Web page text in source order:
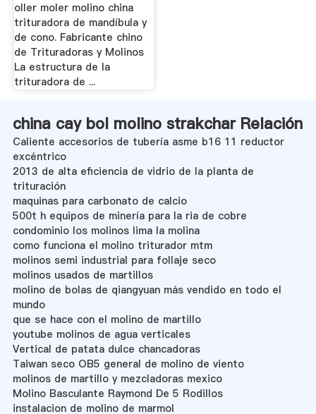
oller moler molino china
trituradora de mandíbula y
de cono. Fabricante chino
de Trituradoras y Molinos
La estructura de la
trituradora de ...
china cay bol molino strakchar Relación
Caliente accesorios de tubería asme b16 11 reductor
excéntrico
2013 de alta eficiencia de vidrio de la planta de
trituración
maquinas para carbonato de calcio
500t h equipos de minería para la ria de cobre
condominio los molinos lima la molina
como funciona el molino triturador mtm
molinos semi industrial para follaje seco
molinos usados de martillos
molino de bolas de qiangyuan más vendido en todo el
mundo
que se hace con el molino de martillo
youtube molinos de agua verticales
Vertical de patata dulce chancadoras
Taiwan seco OB5 general de molino de viento
molinos de martillo y mezcladoras mexico
Molino Basculante Raymond De 5 Rodillos
instalacion de molino de marmol